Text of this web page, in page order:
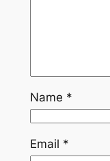
Name *
Email *